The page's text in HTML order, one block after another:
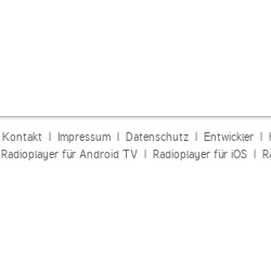
Kontakt| Impressum| Datenschutz| Entwickler|
Radioplayer für Android TV| Radioplayer für iOS|